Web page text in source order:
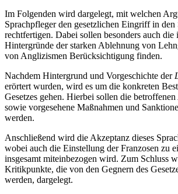
Im Folgenden wird dargelegt, mit welchen
Sprachpfleger den gesetzlichen Eingriff in den
rechtfertigen. Dabei sollen besonders auch die
Hintergründe der starken Ablehnung von
von Anglizismen Berücksichtigung finden.
Nachdem Hintergrund und Vorgeschichte der
erörtert wurden, wird es um die konkreten
Gesetzes gehen. Hierbei sollen die
sowie vorgesehene Maßnahmen und
werden.
Anschließend wird die Akzeptanz dieses
wobei auch die Einstellung der Franzosen zu
insgesamt miteinbezogen wird. Zum Schluss
Kritikpunkte, die von den Gegnern des
werden, dargelegt.